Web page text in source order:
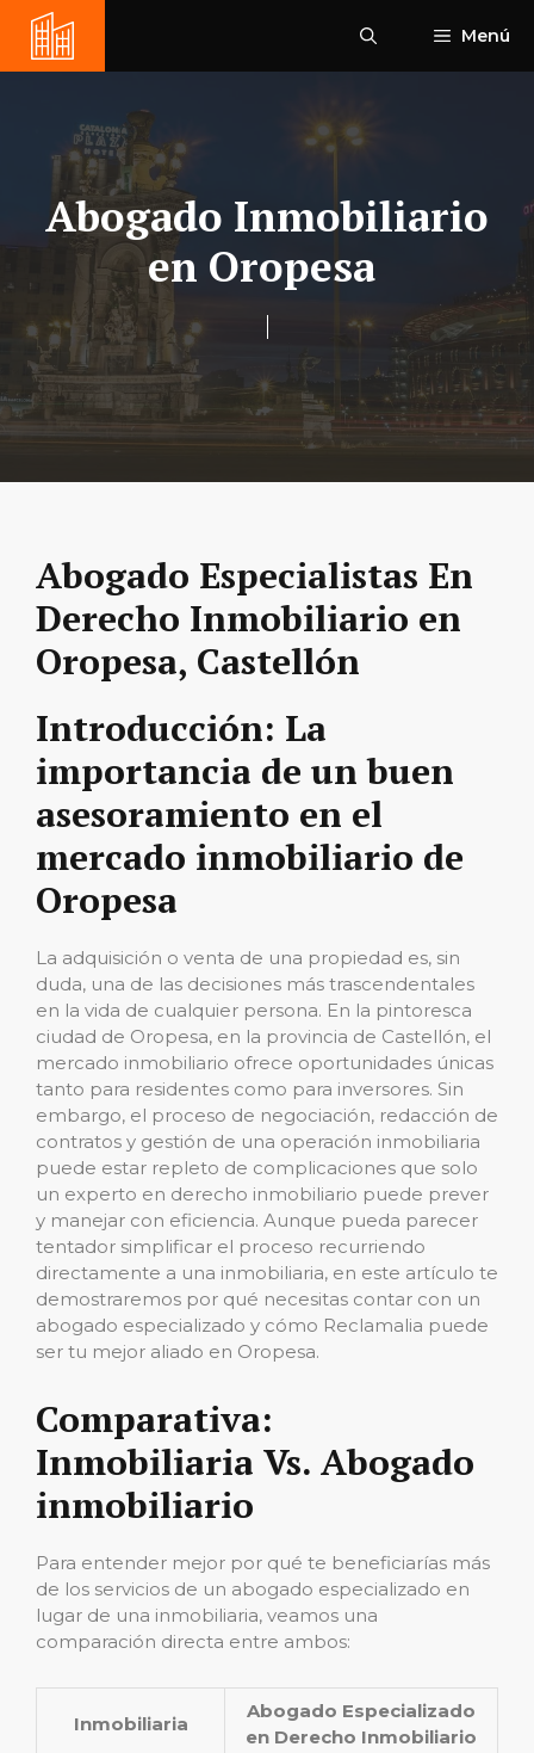
Saltar
contenido
Menú
Abogado Inmobiliario
en Oropesa
Abogado Especialistas En
Derecho Inmobiliario en
Oropesa, Castellón
Introducción: La
importancia de un buen
asesoramiento en el
mercado inmobiliario de
Oropesa
La adquisición o venta de una propiedad es, sin
duda, una de las decisiones más trascendentales
en la vida de cualquier persona. En la pintoresca
ciudad de Oropesa, en la provincia de Castellón, el
mercado inmobiliario ofrece oportunidades únicas
tanto para residentes como para inversores. Sin
embargo, el proceso de negociación, redacción de
contratos y gestión de una operación inmobiliaria
puede estar repleto de complicaciones que solo
un experto en derecho inmobiliario puede prever
y manejar con eficiencia. Aunque pueda parecer
tentador simplificar el proceso recurriendo
directamente a una inmobiliaria, en este artículo te
demostraremos por qué necesitas contar con un
abogado especializado y cómo Reclamalia puede
ser tu mejor aliado en Oropesa.
Comparativa:
Inmobiliaria Vs. Abogado
inmobiliario
Para entender mejor por qué te beneficiarías más
de los servicios de un abogado especializado en
lugar de una inmobiliaria, veamos una
comparación directa entre ambos:
Inmobiliaria
Abogado Especializado
en Derecho Inmobiliario